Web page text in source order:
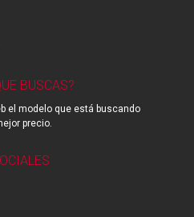
BUSCAS?
el modelo que está buscando
precio.